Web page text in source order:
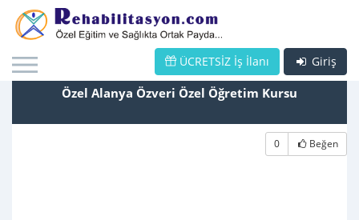
Giriş
ÜCRETSİZ İş İlanı
Özel Alanya Özveri Özel Öğretim Kursu
0 Beğen